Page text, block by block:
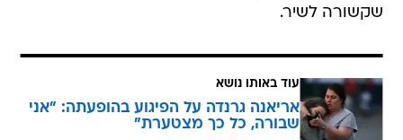
שקשורה לשיר.
עוד באותו נושא
אריאנה גרנדה על הפיגוע בהופעתה: "אני
שבורה, כל כך מצטערת"